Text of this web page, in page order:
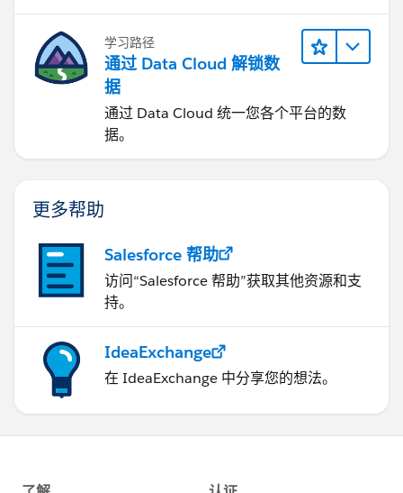
学习路径
通过 Data Cloud 解锁数
据
通过 Data Cloud 统一您各个平台的数
据。
更多帮助
Salesforce 帮助
访问“Salesforce 帮助”获取其他资源和支
持。
IdeaExchange
在 IdeaExchange 中分享您的想法。